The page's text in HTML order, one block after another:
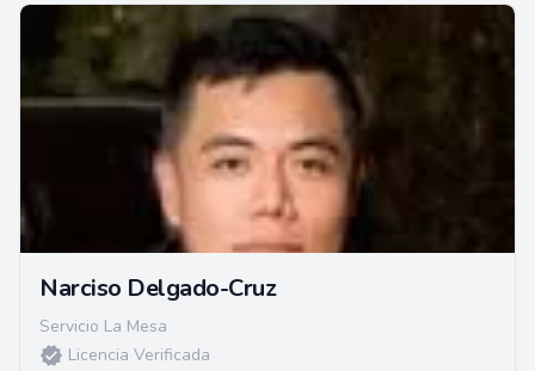
Narciso Delgado-Cruz
Servicio La Mesa
Licencia Verificada